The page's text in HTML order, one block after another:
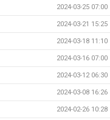
2024-03-25 07:00
2024-03-21 15:25
2024-03-18 11:10
2024-03-16 07:00
2024-03-12 06:30
2024-03-08 16:26
2024-02-26 10:28